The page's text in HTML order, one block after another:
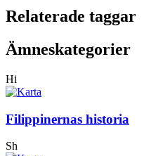
Relaterade taggar
Ämneskategorier
Hi
Filippinernas historia
Sh